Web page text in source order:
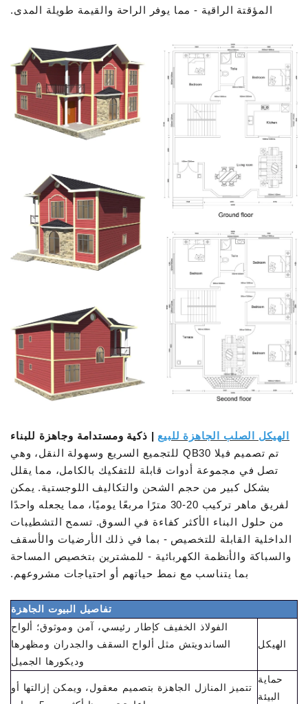
المؤقتة الراقية - مما يوفر الراحة والقيمة طويلة المدى.
الهيكل الصلب الجاهزة للبيع | ذكية ومستدامة وجاهزة للبناء
تم تصميم فيلا QB30 للتجميع السريع وسهولة النقل، وهي
تصل في مجموعة أدوات قابلة للتفكيك بالكامل، مما يقلل
بشكل كبير من حجم الشحن والتكاليف اللوجستية. يمكن
لفريق ماهر تركيب 20-30 مترًا مربعًا يوميًا، مما يجعله واحدًا
من حلول البناء الأكثر كفاءة في السوق. تسمح التشطيبات
الداخلية القابلة للتخصيص - بما في ذلك الأرضيات والأسقف
والسباكة والأنظمة الكهربائية - للمشترين بتخصيص المساحة
بما يتناسب مع نمط حياتهم أو احتياجات مشروعهم.
تفاصيل البيوت الجاهزة
الهيكل
الفولاذ الخفيف كإطار رئيسي، آمن وموثوق؛ ألواح
الساندويتش مثل ألواح السقف والجدران ومظهرها
وديكورها الجميل
حماية
البيئة
تتميز المنازل الجاهزة بتصميم معقول، ويمكن إزالتها أو